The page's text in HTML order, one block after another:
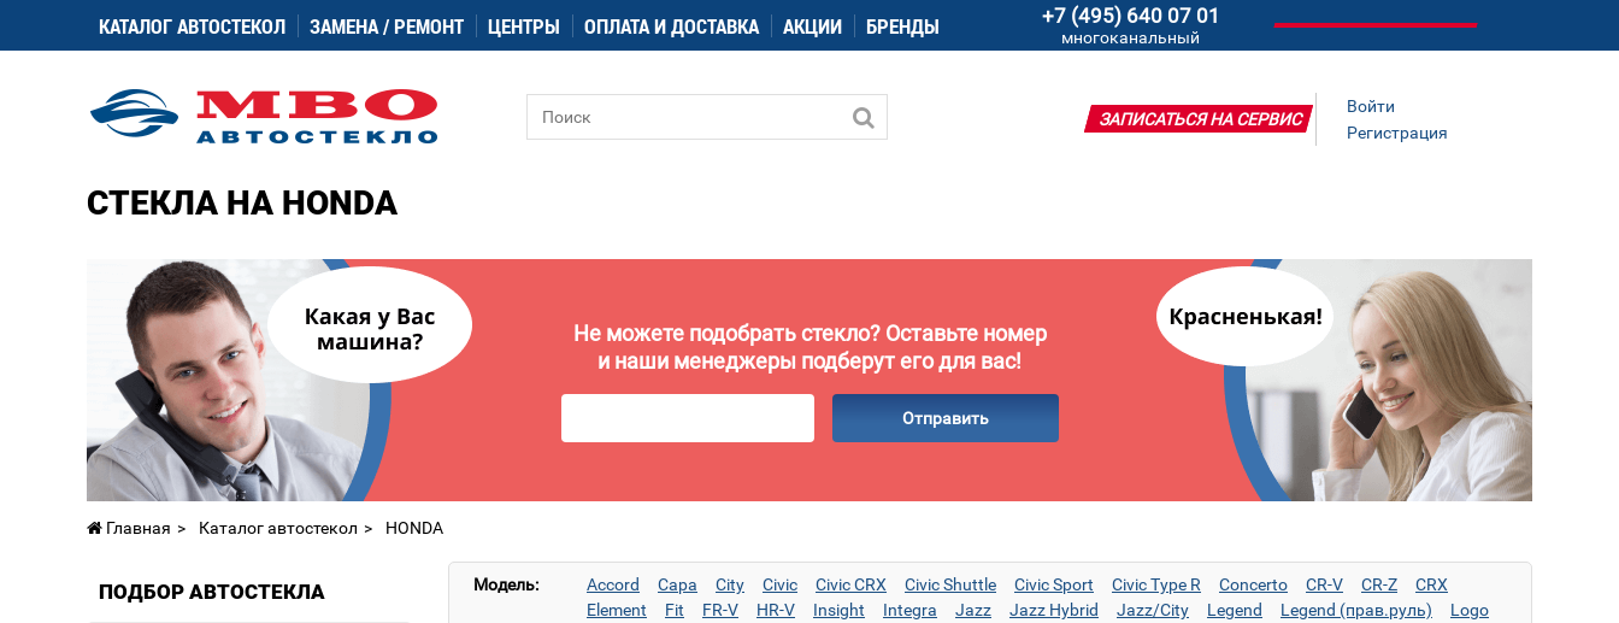
КАТАЛОГ АВТОСТЕКОЛ ЗАМЕНА / РЕМОНТ ЦЕНТРЫ ОПЛАТА И ДОСТАВКА АКЦИИ БРЕНДЫ +7 (495) 640 07 01
многоканальный
Войти
Регистрация
ЗАПИСАТЬСЯ НА СЕРВИС
СТЕКЛА НА HONDA
Не можете подобрать стекло? Оставьте номер
и наши менеджеры подберут его для вас!
Отправить
Главная Каталог автостекол HONDA
ПОДБОР АВТОСТЕКЛА Модель: Accord Capa City Civic Civic CRX Civic Shuttle Civic Sport Civic Type R Concerto CR-V CR-Z
CRX
Element
Fit FR-V HR-V Insight Integra Jazz Jazz Hybrid Jazz/City Legend Legend (прав.руль)
Logo